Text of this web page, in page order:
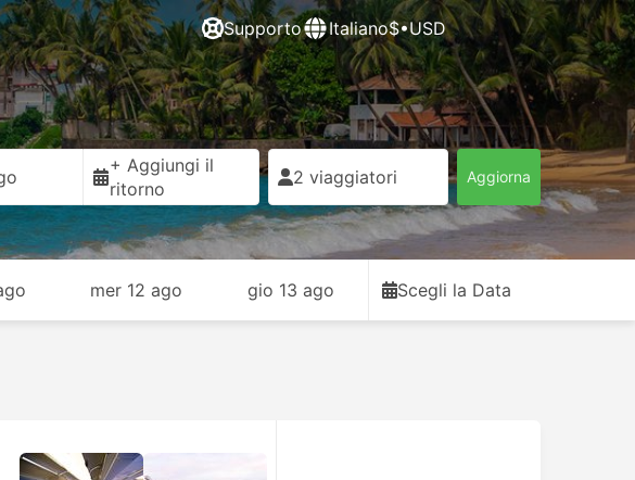
Supporto Italiano$•USD
+ Aggiungi il
ritorno
2 viaggiatori Aggiorna
mer 12 ago gio 13 ago Scegli la Data